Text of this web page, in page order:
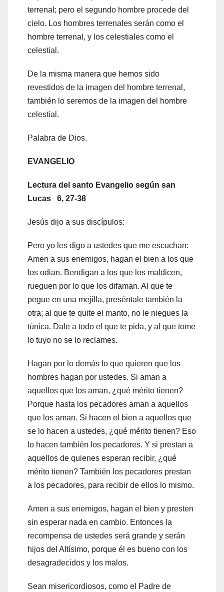
terrenal; pero el segundo hombre procede del
cielo. Los hombres terrenales serán como el
hombre terrenal, y los celestiales como el
celestial.
De la misma manera que hemos sido
revestidos de la imagen del hombre terrenal,
también lo seremos de la imagen del hombre
celestial.
Palabra de Dios.
EVANGELIO
Lectura del santo Evangelio según san
Lucas 6, 27-38
Jesús dijo a sus discípulos:
Pero yo les digo a ustedes que me escuchan:
Amen a sus enemigos, hagan el bien a los que
los odian. Bendigan a los que los maldicen,
rueguen por lo que los difaman. Al que te
pegue en una mejilla, preséntale también la
otra; al que te quite el manto, no le niegues la
túnica. Dale a todo el que te pida, y al que tome
lo tuyo no se lo reclames.
Hagan por lo demás lo que quieren que los
hombres hagan por ustedes. Si aman a
aquellos que los aman, ¿qué mérito tienen?
Porque hasta los pecadores aman a aquellos
que los aman. Si hacen el bien a aquellos que
se lo hacen a ustedes, ¿qué mérito tienen? Eso
lo hacen también los pecadores. Y si prestan a
aquellos de quienes esperan recibir, ¿qué
mérito tienen? También los pecadores prestan
a los pecadores, para recibir de ellos lo mismo.
Amen a sus enemigos, hagan el bien y presten
sin esperar nada en cambio. Entonces la
recompensa de ustedes será grande y serán
hijos del Altísimo, porque él es bueno con los
desagradecidos y los malos.
Sean misericordiosos, como el Padre de